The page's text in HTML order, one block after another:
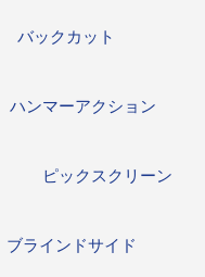
バックカット
ハンマーアクション
ピックスクリーン
ブラインドサイド